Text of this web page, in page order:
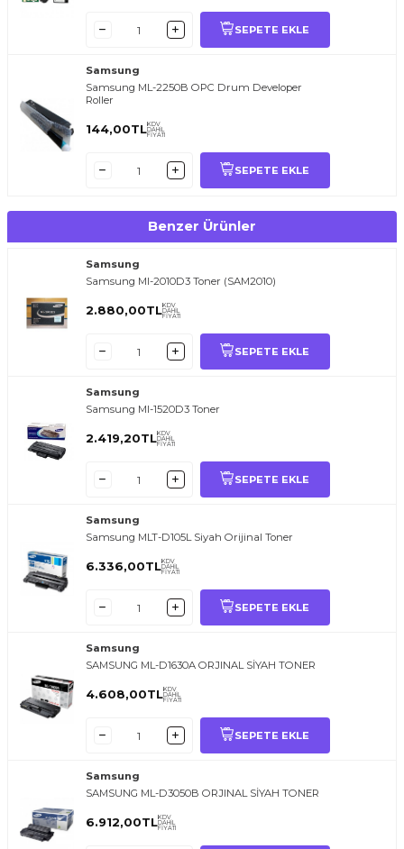
SEPETE EKLE
Samsung
Samsung ML-2250B OPC Drum Developer
Roller
144,00TLKDV
DAHİL
FİYATI
SEPETE EKLE
Benzer Ürünler
Samsung
Samsung Ml-2010D3 Toner (SAM2010)
2.880,00TLKDV
DAHİL
FİYATI
SEPETE EKLE
Samsung
Samsung Ml-1520D3 Toner
2.419,20TLKDV
DAHİL
FİYATI
SEPETE EKLE
Samsung
Samsung MLT-D105L Siyah Orijinal Toner
6.336,00TLKDV
DAHİL
FİYATI
SEPETE EKLE
Samsung
SAMSUNG ML-D1630A ORJINAL SİYAH TONER
4.608,00TLKDV
DAHİL
FİYATI
SEPETE EKLE
Samsung
SAMSUNG ML-D3050B ORJINAL SİYAH TONER
6.912,00TLKDV
DAHİL
FİYATI